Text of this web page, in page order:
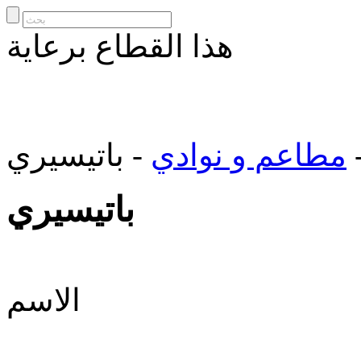
هذا القطاع برعاية
مطاعم و نوادي - باتيسيري
باتيسيري
الاسم